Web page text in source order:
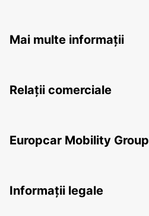
Mai multe informații
Relații comerciale
Europcar Mobility Group
Informații legale